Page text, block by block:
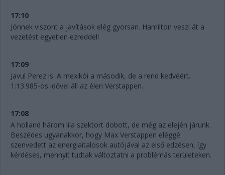
17:10
Jönnek viszont a javítások elég gyorsan. Hamilton veszi át a
vezetést egyetlen ezreddel!
17:09
Javul Perez is. A mexikói a második, de a rend kedvéért.
1:13.985-ös idővel áll az élen Verstappen.
17:08
A holland három lila szektort dobott, de még az elején járunk.
Beszédes ugyanakkor, hogy Max Verstappen eléggé
szenvedett az energiaitalosok autójával az első edzésen, így
kérdéses, mennyit tudtak változtatni a problémás területeken.